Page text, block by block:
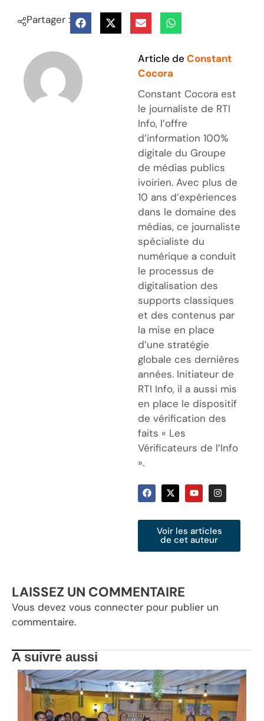
Partager :
Article de Constant
Cocora
Constant Cocora est
le journaliste de RTI
Info, l’offre
d’information 100%
digitale du Groupe
de médias publics
ivoirien. Avec plus de
10 ans d’expériences
dans le domaine des
médias, ce journaliste
spécialiste du
numérique a conduit
le processus de
digitalisation des
supports classiques
et des contenus par
la mise en place
d’une stratégie
globale ces dernières
années. Initiateur de
RTI Info, il a aussi mis
en place le dispositif
de vérification des
faits « Les
Vérificateurs de l’Info
».
Voir les articles
de cet auteur
LAISSEZ UN COMMENTAIRE
Vous devez vous connecter pour publier un
commentaire.
A suivre aussi